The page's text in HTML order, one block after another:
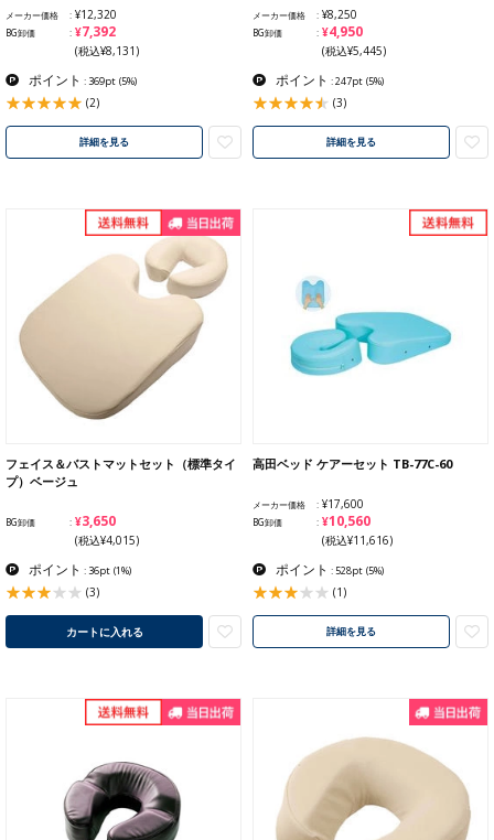
メーカー価格 ¥12,320
BG卸価 ¥7,392
(税込¥8,131)
ポイント : 369pt (5%)
(2)
詳細を見る
メーカー価格 ¥8,250
BG卸価 ¥4,950
(税込¥5,445)
ポイント : 247pt (5%)
(3)
詳細を見る
フェイス＆バストマットセット（標準タイ
プ）ベージュ
BG卸価 ¥3,650
(税込¥4,015)
ポイント : 36pt (1%)
(3)
カートに入れる
高田ベッド ケアーセット TB-77C-60
メーカー価格 ¥17,600
BG卸価 ¥10,560
(税込¥11,616)
ポイント : 528pt (5%)
(1)
詳細を見る